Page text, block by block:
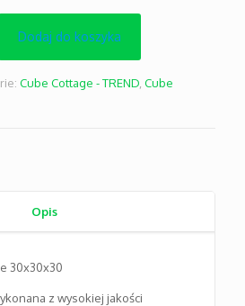
Dodaj do koszyka
Cube Cottage - TREND Cube
Opis
30x30x30
z wysokiej jakości